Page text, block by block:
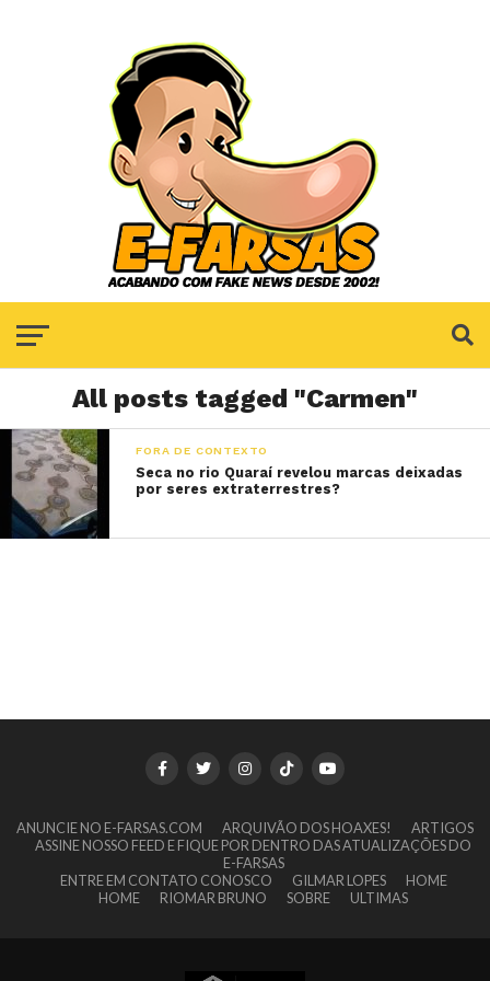
All posts tagged "Carmen"
FORA DE CONTEXTO
Seca no rio Quaraí revelou marcas deixadas
por seres extraterrestres?
ANUNCIE NO E-FARSAS.COM ARQUIVÃO DOS HOAXES!
ARTIGOS
ASSINE NOSSO FEED E FIQUE POR DENTRO DAS ATUALIZAÇÕES DO
E-FARSAS
ENTRE EM CONTATO CONOSCO
GILMAR LOPES
HOME
HOME
RIOMAR BRUNO SOBRE ULTIMAS